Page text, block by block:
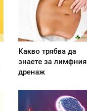
Какво трябва да
знаете за лимфния
дренаж